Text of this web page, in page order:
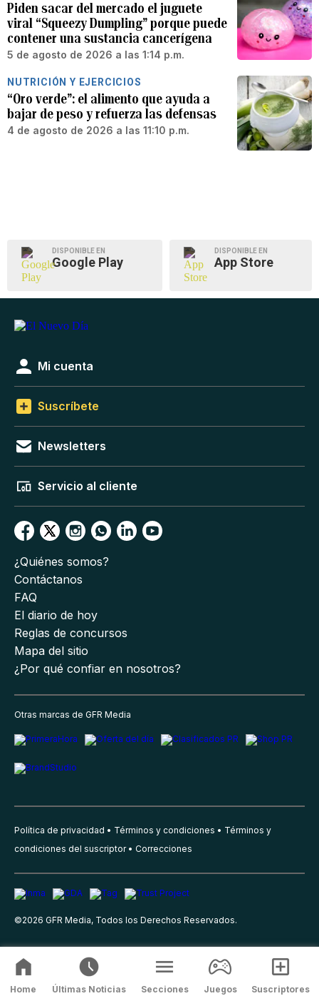
Piden sacar del mercado el juguete
viral “Squeezy Dumpling” porque puede
contener una sustancia cancerígena
5 de agosto de 2026 a las 1:14 p.m.
NUTRICIÓN Y EJERCICIOS
“Oro verde”: el alimento que ayuda a
bajar de peso y refuerza las defensas
4 de agosto de 2026 a las 11:10 p.m.
DISPONIBLE EN
Google Play
DISPONIBLE EN
App Store
Mi cuenta
Suscríbete
Newsletters
Servicio al cliente
¿Quiénes somos?
Contáctanos
FAQ
El diario de hoy
Reglas de concursos
Mapa del sitio
¿Por qué confiar en nosotros?
Otras marcas de GFR Media
Política de privacidad Términos y condiciones
Términos y
condiciones del suscriptor
Correcciones
©2026 GFR Media, Todos los Derechos Reservados.
Home Últimas Noticias Secciones Juegos Suscriptores